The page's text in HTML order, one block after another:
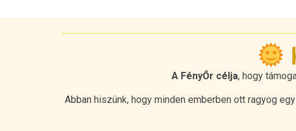
A FényŐr célja, hogy
Abban hiszünk, hogy minden emberben ott ragyog